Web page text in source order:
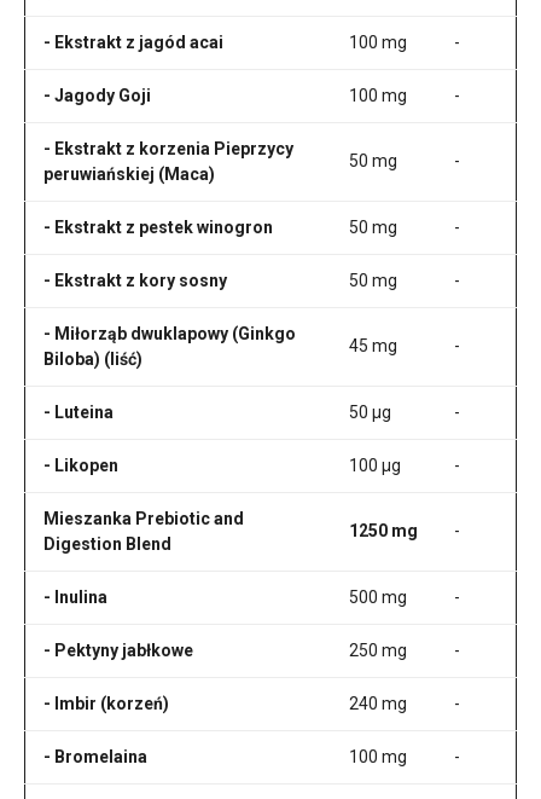
- Ekstrakt z jagód acai 100 mg -
- Jagody Goji 100 mg -
- Ekstrakt z korzenia Pieprzycy
peruwiańskiej (Maca)
50 mg -
- Ekstrakt z pestek winogron 50 mg -
- Ekstrakt z kory sosny 50 mg -
- Miłorząb dwuklapowy (Ginkgo
Biloba) (liść)
45 mg -
- Luteina 50 µg -
- Likopen 100 µg -
Mieszanka Prebiotic and
Digestion Blend
1250 mg -
- Inulina 500 mg -
- Pektyny jabłkowe 250 mg -
- Imbir (korzeń) 240 mg -
- Bromelaina 100 mg -